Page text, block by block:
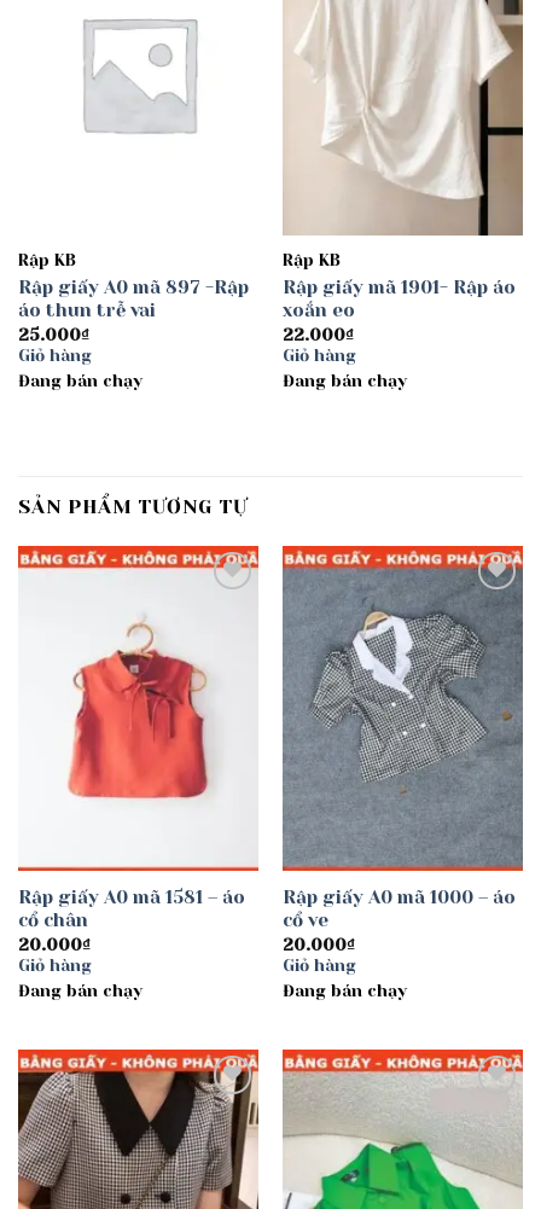
Rập KB
Rập giấy A0 mã 897 -Rập
áo thun trễ vai
25.000₫
Giỏ hàng
Đang bán chạy
Rập KB
Rập giấy mã 1901- Rập áo
xoắn eo
22.000₫
Giỏ hàng
Đang bán chạy
SẢN PHẨM TƯƠNG TỰ
Rập giấy A0 mã 1581 – áo
cổ chân
20.000₫
Giỏ hàng
Đang bán chạy
wishlist
Rập giấy A0 mã 1000 – áo
cổ ve
20.000₫
Giỏ hàng
Đang bán chạy
Add to
wishlist
wishlist